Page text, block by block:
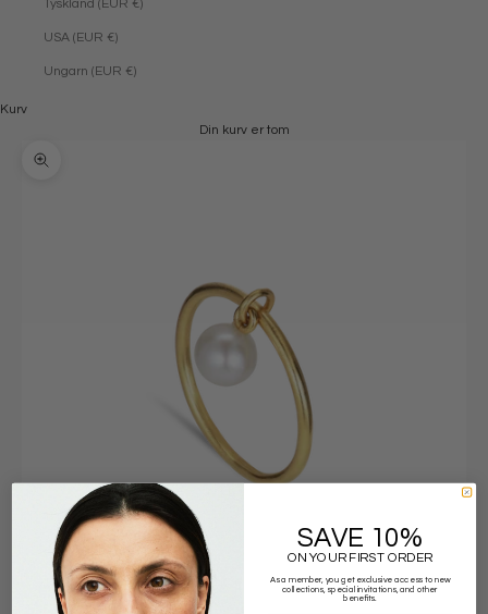
Tyskland (EUR €)
USA (EUR €)
Ungarn (EUR €)
Kurv
Din kurv er tom
Zoom
SAVE 10%
ON YOUR FIRST ORDER
As a member, you get exclusive access to new
collections, special invitations, and other
benefits.